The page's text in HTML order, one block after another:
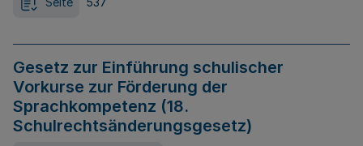
Gesetz zur Einführung schulischer
Vorkurse zur Förderung der
Sprachkompetenz (18.
Schulrechtsänderungsgesetz)